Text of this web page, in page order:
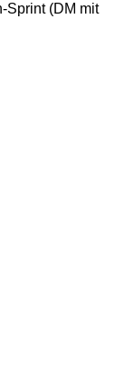
Sprint (DM mit